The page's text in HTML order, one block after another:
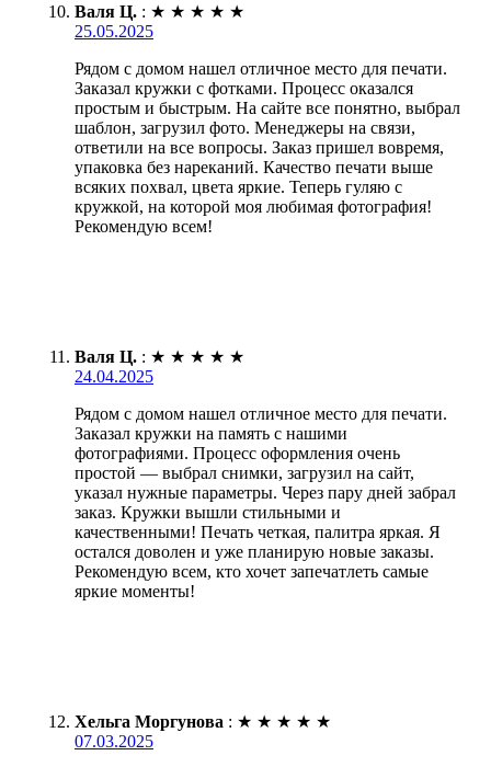
Валя Ц. : ★ ★ ★ ★ ★
25.05.2025
Рядом с домом нашел отличное место для печати.
Заказал кружки с фотками. Процесс оказался
простым и быстрым. На сайте все понятно, выбрал
шаблон, загрузил фото. Менеджеры на связи,
ответили на все вопросы. Заказ пришел вовремя,
упаковка без нареканий. Качество печати выше
всяких похвал, цвета яркие. Теперь гуляю с
кружкой, на которой моя любимая фотография!
Рекомендую всем!
Валя Ц. : ★ ★ ★ ★ ★
24.04.2025
Рядом с домом нашел отличное место для печати.
Заказал кружки на память с нашими
фотографиями. Процесс оформления очень
простой — выбрал снимки, загрузил на сайт,
указал нужные параметры. Через пару дней забрал
заказ. Кружки вышли стильными и
качественными! Печать четкая, палитра яркая. Я
остался доволен и уже планирую новые заказы.
Рекомендую всем, кто хочет запечатлеть самые
яркие моменты!
Хельга Моргунова : ★ ★ ★ ★ ★
07.03.2025